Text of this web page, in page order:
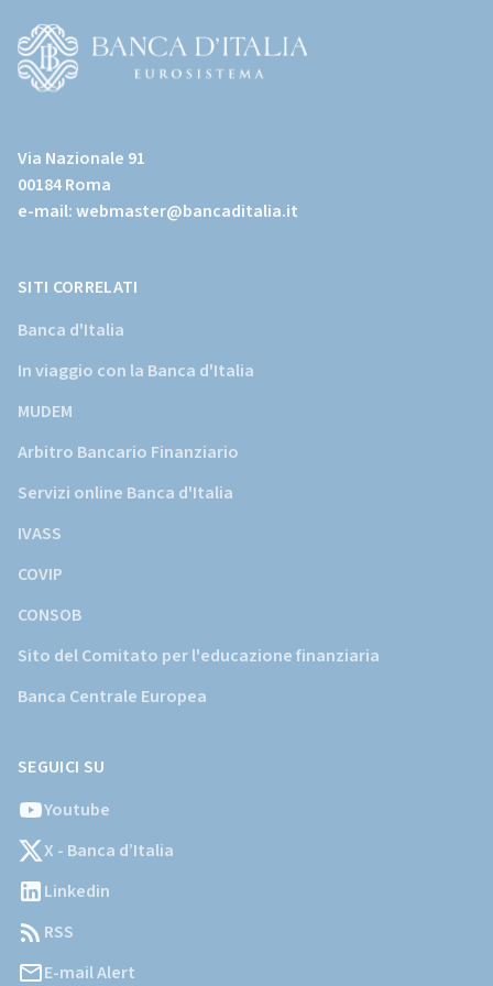
page)
sito
istituzionale
della
Via Nazionale 91
00184 Roma
e-mail:webmaster@bancaditalia.it
SITI CORRELATI
Banca d'Italia
In viaggio con la Banca d'Italia
MUDEM
Arbitro Bancario Finanziario
Servizi online Banca d'Italia
IVASS
COVIP
CONSOB
Sito del Comitato per l'educazione finanziaria
Banca Centrale Europea
SEGUICI SU
Youtube
X - Banca d’Italia
Linkedin
RSS
E-mail Alert